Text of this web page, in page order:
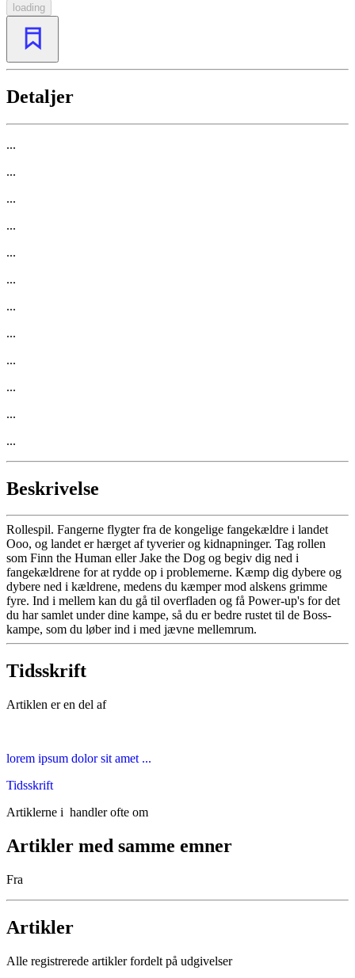
loading
Detaljer
...
...
...
...
...
...
...
...
...
...
...
...
Beskrivelse
Rollespil. Fangerne flygter fra de kongelige fangekældre i landet
Ooo, og landet er hærget af tyverier og kidnapninger. Tag rollen
som Finn the Human eller Jake the Dog og begiv dig ned i
fangekældrene for at rydde op i problemerne. Kæmp dig dybere og
dybere ned i kældrene, medens du kæmper mod alskens grimme
fyre. Ind i mellem kan du gå til overfladen og få Power-up's for det
du har samlet under dine kampe, så du er bedre rustet til de Boss-
kampe, som du løber ind i med jævne mellemrum.
Tidsskrift
Artiklen er en del af
lorem ipsum dolor sit amet ...
Tidsskrift
Artiklerne i handler ofte om
Artikler med samme emner
Fra
Artikler
Alle registrerede artikler fordelt på udgivelser